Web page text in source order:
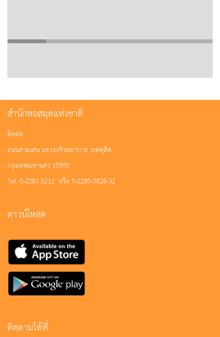
สำนักหอสมุดแห่งชาติ
ติดต่อ
ถนนสามเสน แขวงวชิรพยาบาล เขตดุสิต
กรุงเทพมหานคร 10300
Tel. 0-2281-5212 หรือ 0-2280-9828-32
ดาวน์โหลด
ติดตามได้ที่